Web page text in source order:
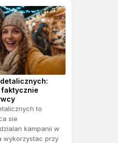
to
sie
kampanii w
wykorzystac przy